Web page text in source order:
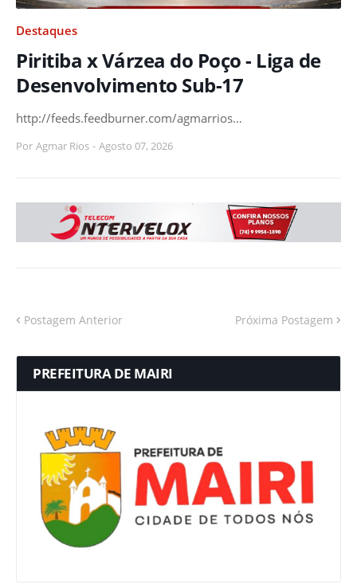
Destaques
Piritiba x Várzea do Poço - Liga de
Desenvolvimento Sub-17
http://feeds.feedburner.com/agmarrios…
Por Agmar Rios - Agosto 07, 2026
Postagem Anterior Próxima Postagem
PREFEITURA DE MAIRI